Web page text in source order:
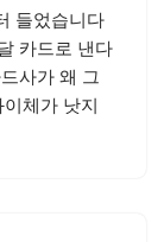
들었습니다
카드로 낸다
사가 왜 그
이체가 낫지